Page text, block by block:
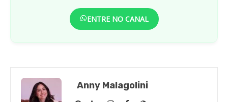
ENTRE NO CANAL
Anny Malagolini